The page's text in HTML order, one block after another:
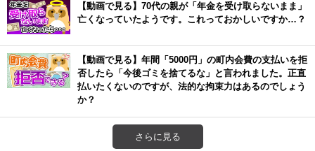
【動画で見る】70代の親が「年金を受け取らないまま」
亡くなっていたようです。これっておかしいですか…？
【動画で見る】年間「5000円」の町内会費の支払いを拒
否したら「今後ゴミを捨てるな」と言われました。正直
払いたくないのですが、法的な拘束力はあるのでしょう
か？
さらに見る